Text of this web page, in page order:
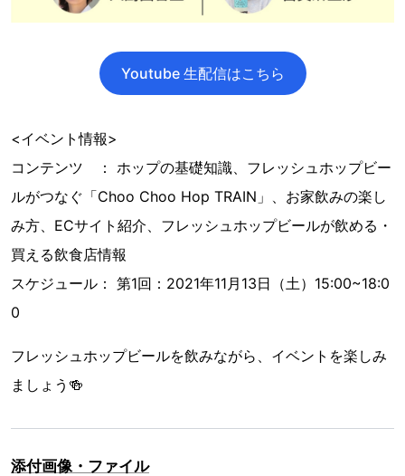
Youtube 生配信はこちら
<イベント情報>
コンテンツ ： ホップの基礎知識、フレッシュホップビー
ルがつなぐ「Choo Choo Hop TRAIN」、お家飲みの楽し
み方、ECサイト紹介、フレッシュホップビールが飲める・
買える飲食店情報
スケジュール： 第1回：2021年11月13日（土）15:00~18:0
0
フレッシュホップビールを飲みながら、イベントを楽しみ
ましょう🍻
添付画像・ファイル